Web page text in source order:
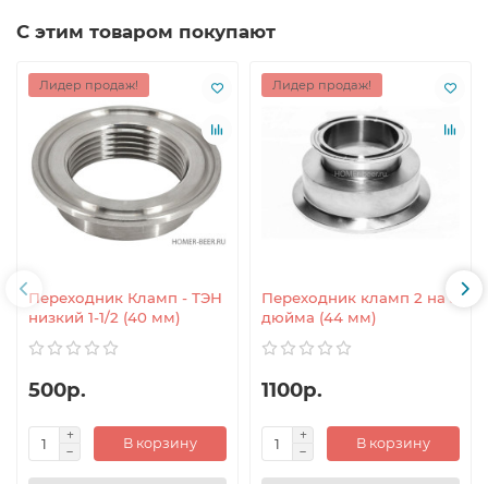
С этим товаром покупают
Лидер продаж!
Переходник Кламп - ТЭН
низкий 1-1/2 (40 мм)
500р.
В корзину
Лидер продаж!
Переходник кламп 2 на 3
дюйма (44 мм)
1100р.
В корзину